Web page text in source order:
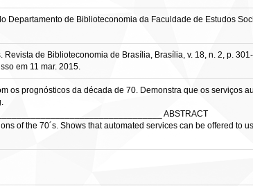
Departamento de Biblioteconomia da Faculdade de Estudos
de Biblioteconomia de Brasília, Brasília, v. 18, n. 2, p.
em 11 mar. 2015.
os prognósticos da década de 70. Demonstra que os serviços
ABSTRACT
of the 70´s. Shows that automated services can be offered to